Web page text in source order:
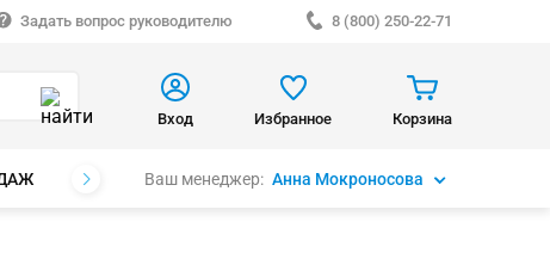
Задать вопрос руководителю 8 (800) 250-22-71
Вход Избранное Корзина
БРЕНДЫВаш менеджер: Анна Мокроносова